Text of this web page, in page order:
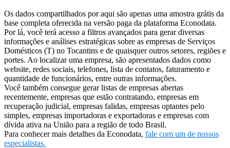
Os dados compartilhados por aqui são apenas uma amostra grátis da
base completa oferecida na versão paga da plataforma Econodata.
Por lá, você terá acesso a filtros avançados para gerar diversas
informações e análises estratégicas sobre as empresas de Serviços
Domésticos (T) no Tocantins e de quaisquer outros setores, regiões e
portes. Ao localizar uma empresa, são apresentados dados como
website, redes sociais, telefones, lista de contatos, faturamento e
quantidade de funcionários, entre outras informações.
Você também consegue gerar listas de empresas abertas
recentemente, empresas que estão contratando, empresas em
recuperação judicial, empresas falidas, empresas optantes pelo
simples, empresas importadoras e exportadoras e empresas com
dívida ativa na União para a região de todo Brasil.
Para conhecer mais detalhes da Econodata, fale com um de nossos
especialistas.